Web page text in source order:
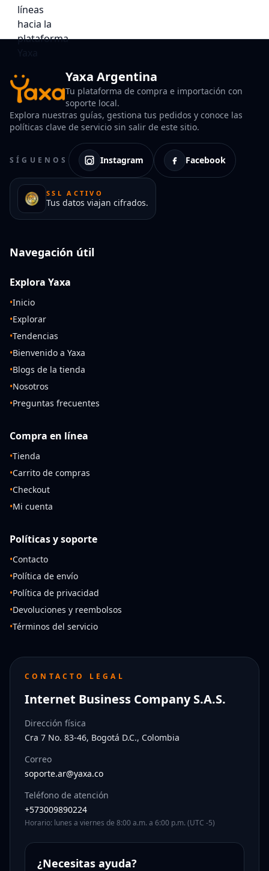
Yaxa Argentina
Tu plataforma de compra e importación con
soporte local.
Explora nuestras guías, gestiona tus pedidos y conoce las
políticas clave de servicio sin salir de este sitio.
SÍGUENOS Instagram Facebook
SSL ACTIVO
Tus datos viajan cifrados.
Navegación útil
Explora Yaxa
•Inicio
•Explorar
•Tendencias
•Bienvenido a Yaxa
•Blogs de la tienda
•Nosotros
•Preguntas frecuentes
Compra en línea
•Tienda
•Carrito de compras
•Checkout
•Mi cuenta
Políticas y soporte
•Contacto
•Política de envío
•Política de privacidad
•Devoluciones y reembolsos
•Términos del servicio
CONTACTO LEGAL
Internet Business Company S.A.S.
Dirección física
Cra 7 No. 83-46, Bogotá D.C., Colombia
Correo
soporte.ar@yaxa.co
Teléfono de atención
+573009890224
Horario: lunes a viernes de 8:00 a.m. a 6:00 p.m. (UTC -5)
¿Necesitas ayuda?